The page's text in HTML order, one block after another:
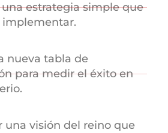
estrategia simple que
implementar.
nueva tabla de
para medir el éxito en
una visión del reino que